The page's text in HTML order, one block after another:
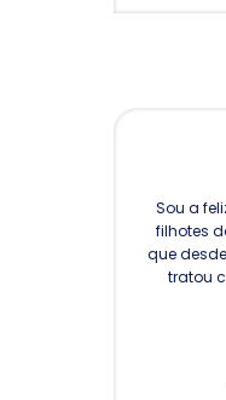
Sou a
filhotes
que
tratou